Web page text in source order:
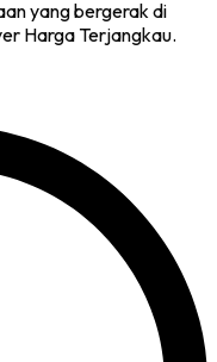
yang bergerak di
Harga Terjangkau.